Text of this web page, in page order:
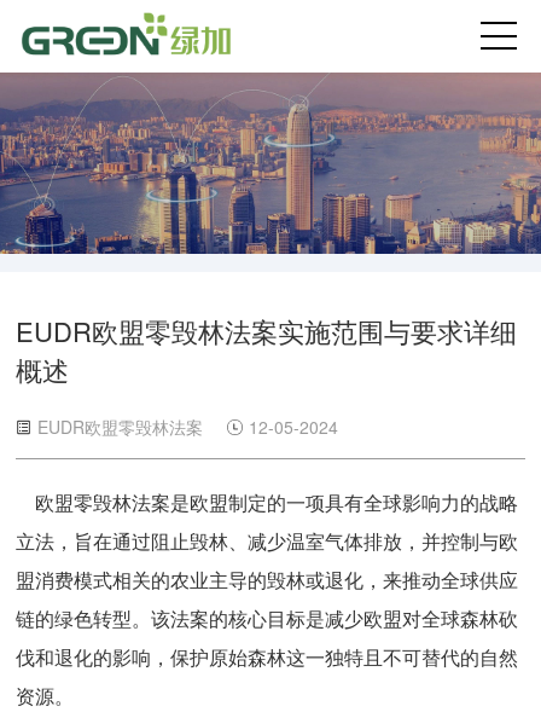
首页
关于绿加
验厂咨询
产线设计
碳管理
最新资讯
技术与支持
联系我们
EUDR欧盟零毁林法案实施范围与要求详细
概述
EUDR欧盟零毁林法案 12-05-2024
欧盟零毁林法案是欧盟制定的一项具有全球影响力的战略
立法，旨在通过阻止毁林、减少温室气体排放，并控制与欧
盟消费模式相关的农业主导的毁林或退化，来推动全球供应
链的绿色转型。该法案的核心目标是减少欧盟对全球森林砍
伐和退化的影响，保护原始森林这一独特且不可替代的自然
资源。